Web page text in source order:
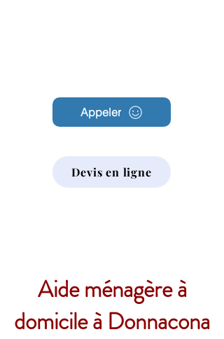
Appeler
Devis en ligne
Aide ménagère à
domicile à Donnacona